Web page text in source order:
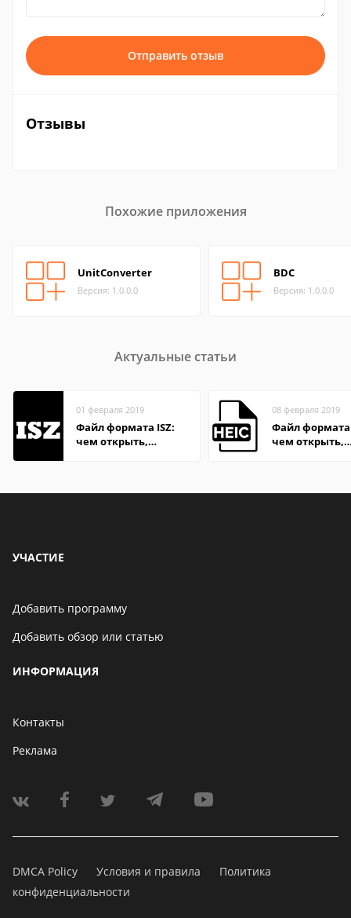
Отправить отзыв
Отзывы
Похожие приложения
UnitConverter
Версия: 1.0.0.0
BDC
Версия: 1.0.0.0
Актуальные статьи
01 февраля 2019
Файл формата ISZ:
чем открыть,
08 февраля 2019
Файл
чем открыть,
УЧАСТИЕ
Добавить программу
Добавить обзор или статью
ИНФОРМАЦИЯ
Контакты
Реклама
DMCA Policy Условия и правила
Политика
конфиденциальности